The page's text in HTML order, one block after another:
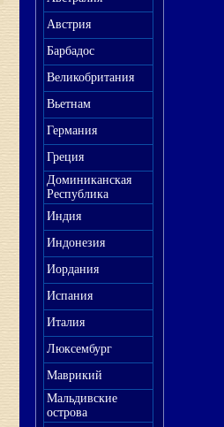
Австрия
Барбадос
Великобритания
Вьетнам
Германия
Греция
Доминиканская
Республика
Индия
Индонезия
Иордания
Испания
Италия
Люксембург
Маврикий
Мальдивские
острова